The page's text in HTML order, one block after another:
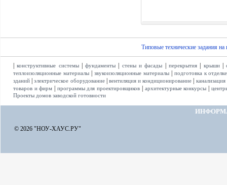
Типовые технические задания на
|конструктивные системы|фундаменты стены и фасады перекрытия| крыши|
теплоизоляционные материалы| звукоизоляционные материалы|
подготовка к отделке
зданий |электрическое оборудование| вентиляция и кондиционирование канализация
товаров и фирм программы для проектировщиков архитектурные конкурсы
Проекты домов заводской готовности
© 2026 "НОУ-ХАУС.РУ"